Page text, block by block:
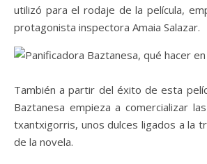
utilizó para el rodaje de la película,
protagonista inspectora Amaia Salazar.
También a partir del éxito de esta
Baztanesa empieza a comercializar
txantxigorris, unos dulces ligados a la
de la novela.